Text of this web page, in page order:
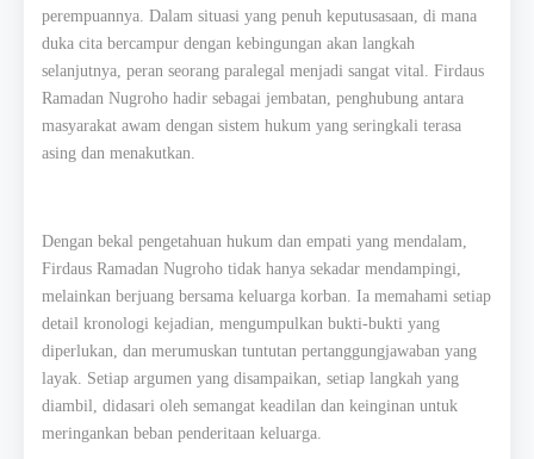
perempuannya. Dalam situasi yang penuh keputusasaan, di mana
duka cita bercampur dengan kebingungan akan langkah
selanjutnya, peran seorang paralegal menjadi sangat vital. Firdaus
Ramadan Nugroho hadir sebagai jembatan, penghubung antara
masyarakat awam dengan sistem hukum yang seringkali terasa
asing dan menakutkan.
Dengan bekal pengetahuan hukum dan empati yang mendalam,
Firdaus Ramadan Nugroho tidak hanya sekadar mendampingi,
melainkan berjuang bersama keluarga korban. Ia memahami setiap
detail kronologi kejadian, mengumpulkan bukti-bukti yang
diperlukan, dan merumuskan tuntutan pertanggungjawaban yang
layak. Setiap argumen yang disampaikan, setiap langkah yang
diambil, didasari oleh semangat keadilan dan keinginan untuk
meringankan beban penderitaan keluarga.